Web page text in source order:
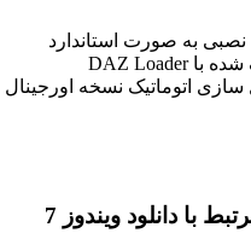
دانلود ویندوز 7